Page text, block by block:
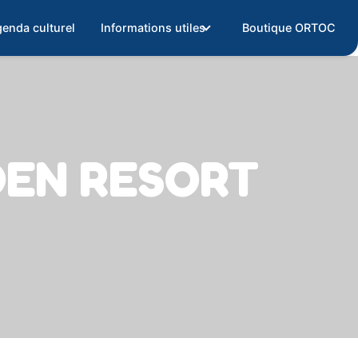
culturel Informations utiles Boutique ORTOC
RESORT